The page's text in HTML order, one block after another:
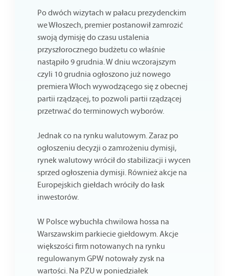
Po dwóch wizytach w pałacu prezydenckim
we Włoszech, premier postanowił zamrozić
swoją dymisję do czasu ustalenia
przyszłorocznego budżetu co właśnie
nastąpiło 9 grudnia. W dniu wczorajszym
czyli 10 grudnia ogłoszono już nowego
premiera Włoch wywodzącego się z obecnej
partii rządzącej, to pozwoli partii rządzącej
przetrwać do terminowych wyborów.
Jednak co na rynku walutowym. Zaraz po
ogłoszeniu decyzji o zamrożeniu dymisji,
rynek walutowy wrócił do stabilizacji i wycen
sprzed ogłoszenia dymisji. Również akcje na
Europejskich giełdach wróciły do łask
inwestorów.
W Polsce wybuchła chwilowa hossa na
Warszawskim parkiecie giełdowym. Akcje
większości firm notowanych na rynku
regulowanym GPW notowały zysk na
wartości. Na PZU w poniedziałek